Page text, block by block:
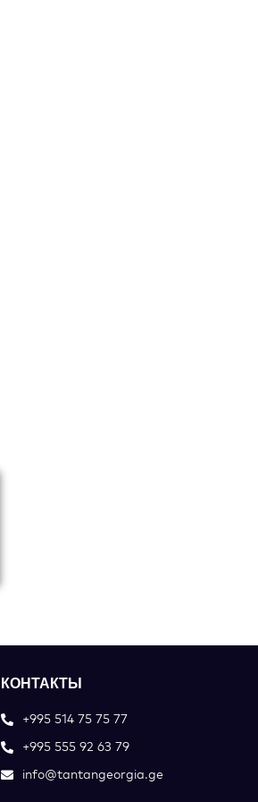
КОНТАКТЫ
+995 514 75 75 77
+995 555 92 63 79
info@tantangeorgia.ge